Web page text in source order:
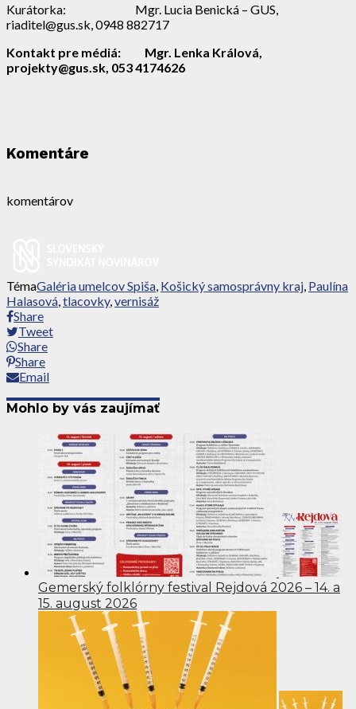
Kurátorka: Mgr. Lucia Benická – GUS,
riaditel@gus.sk, 0948 882717
Kontakt pre médiá: Mgr. Lenka Králová,
projekty@gus.sk, 053 4174626
Komentáre
komentárov
TémaGaléria umelcov Spiša, Košický samosprávny kraj, Paulína
Halasová,tlacovky,vernisáž
Share
Tweet
Share
Share
Email
Mohlo by vás zaujímať
Gemerský folklórny festival Rejdová 2026 – 14. a
15. august 2026